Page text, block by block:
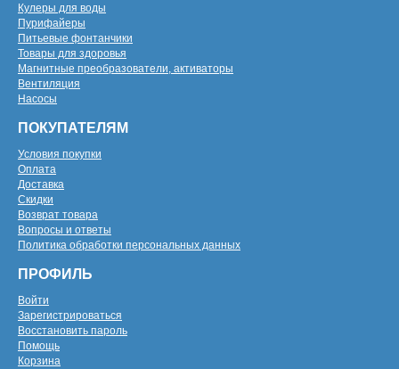
Кулеры для воды
Пурифайеры
Питьевые фонтанчики
Товары для здоровья
Магнитные преобразователи, активаторы
Вентиляция
Насосы
ПОКУПАТЕЛЯМ
Условия покупки
Оплата
Доставка
Скидки
Возврат товара
Вопросы и ответы
Политика обработки персональных данных
ПРОФИЛЬ
Войти
Зарегистрироваться
Восстановить пароль
Помощь
Корзина